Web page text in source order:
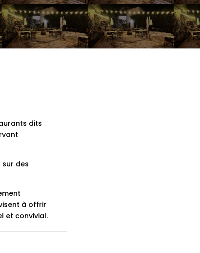
dits
sur des
à offrir
et convivial.